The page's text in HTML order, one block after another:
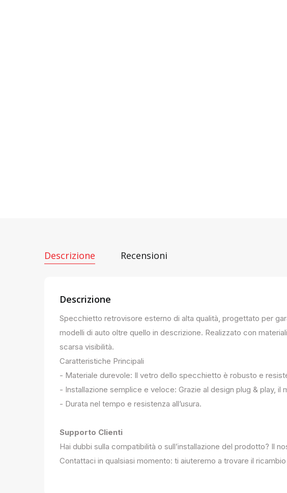
Descrizione Recensioni
Descrizione
Specchietto retrovisore esterno di alta qualità, progettato per
modelli di auto oltre quello in descrizione. Realizzato con
scarsa visibilità.
Caratteristiche Principali
- Materiale durevole: Il vetro dello specchietto è robusto e
- Installazione semplice e veloce: Grazie al design plug & play,
- Durata nel tempo e resistenza all’usura.
Supporto Clienti
Hai dubbi sulla compatibilità o sull’installazione del prodotto? Il
Contattaci in qualsiasi momento: ti aiuteremo a trovare il